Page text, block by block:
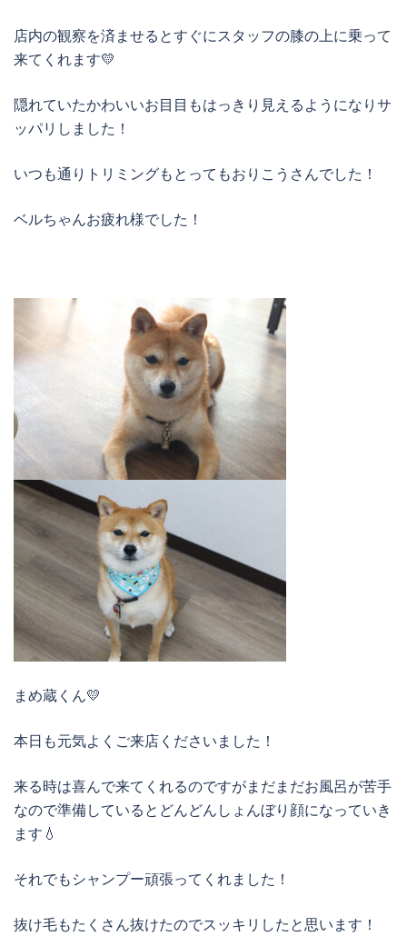
店内の観察を済ませるとすぐにスタッフの膝の上に乗って
来てくれます💛
隠れていたかわいいお目目もはっきり見えるようになりサ
ッパリしました！
いつも通りトリミングもとってもおりこうさんでした！
ベルちゃんお疲れ様でした！
まめ蔵くん💛
本日も元気よくご来店くださいました！
来る時は喜んで来てくれるのですがまだまだお風呂が苦手
なので準備しているとどんどんしょんぼり顔になっていき
ます💧
それでもシャンプー頑張ってくれました！
抜け毛もたくさん抜けたのでスッキリしたと思います！